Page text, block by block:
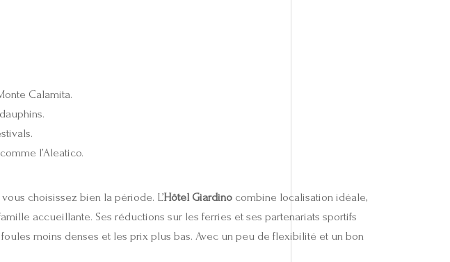
Calamita.
l’Aleatico.
choisissez bien la période. L’Hôtel Giardino combine localisation idéale,
accueillante. Ses réductions sur les ferries et ses partenariats sportifs
moins denses et les prix plus bas. Avec un peu de flexibilité et un bon